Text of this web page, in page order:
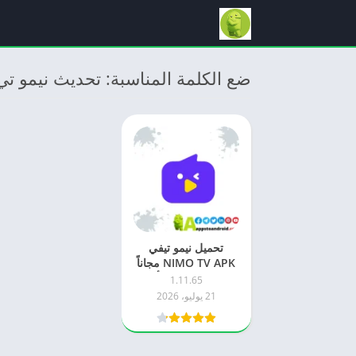
ضع الكلمة المناسبة: تحديث نيمو
تحميل نيمو تيفي
NIMO TV APK مجاناً
2026 للاندرويد – أحدث
إصدار
1.11.65
21 يوليو، 2026